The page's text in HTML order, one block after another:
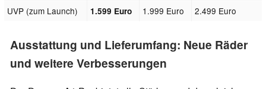
UVP (zum Launch)
1.599 Euro 1.999 Euro 2.499 Euro
Ausstattung und Lieferumfang: Neue Räder
und weitere Verbesserungen